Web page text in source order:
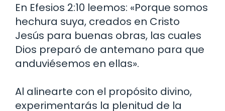
En Efesios 2:10 leemos: «Porque somos
hechura suya, creados en Cristo
Jesús para buenas obras, las cuales
Dios preparó de antemano para que
anduviésemos en ellas».
Al alinearte con el propósito divino,
experimentarás la plenitud de la